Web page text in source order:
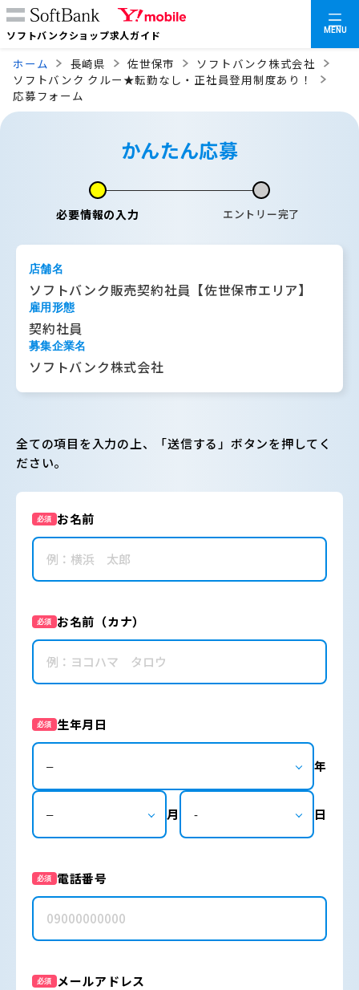
ソフトバンクショップ求人ガイド MENU
ホーム 長崎県 佐世保市
ソフトバンク株式会社
ソフトバンク クルー★転勤なし・正社員登用制度あり！
応募フォーム
かんたん応募
必要情報の入力 エントリー完了
店舗名
ソフトバンク販売契約社員【佐世保市エリア】
雇用形態
契約社員
募集企業名
ソフトバンク株式会社
全ての項目を入力の上、「送信する」ボタンを押してく
ださい。
必須 お名前
必須 お名前（カナ）
必須 生年月日
年
月 日
必須 電話番号
必須 メールアドレス